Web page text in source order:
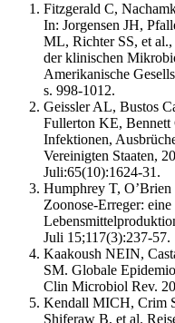
Fitzgerald C,
In: Jorgensen JH,
ML, Richter SS, et al.,
der klinischen
Amerikanische
s. 998-1012.
Geissler AL, Bustos
Fullerton KE, Bennett
Infektionen,
Vereinigten Staaten,
Juli:65(10):1624-31.
Humphrey T,
Zoonose-Erreger:
Juli 15;117(3):237-57.
Kaakoush NEIN,
SM. Globale
Clin Microbiol Rev.
Kendall MICH, Crim
Shiferaw B, et al.